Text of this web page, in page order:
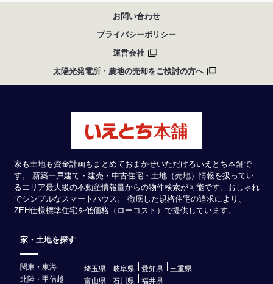
お問い合わせ
プライバシーポリシー
運営会社
太陽光発電所・農地の売却をご検討の方へ
家も土地も資金計画もまとめておまかせいただけるいえとち本舗で
す。 新築一戸建て・建売・中古住宅・土地（売地）情報を扱ってい
るエリア最大級の不動産情報量からの物件検索が可能です。おしゃれ
でシンプルなスマートハウス。 徹底した規格住宅の追求により、
ZEH仕様標準住宅を低価格（ローコスト）で提供しています。
家・土地を探す
関東・東海 埼玉県 岐阜県 愛知県
三重県
北陸・甲信越
富山県 石川県 福井県